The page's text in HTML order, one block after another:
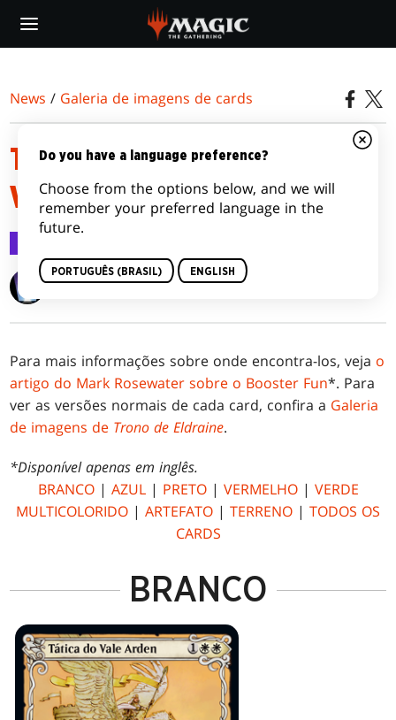
main
News / Galeria de imagens de cards
THRONE OF ELDRAINE
VARIANTS
Wizards of the Coast
Para mais informações sobre onde encontra-los, veja o
artigo do Mark Rosewater sobre o Booster Fun*. Para
ver as versões normais de cada card, confira a Galeria
de imagens de Trono de Eldraine.
*Disponível apenas em inglês.
BRANCO| AZUL| PRETO| VERMELHO| VERDE
MULTICOLORIDO | ARTEFATO | TERRENO | TODOS OS
CARDS
BRANCO
Do you have a language preference?
Choose from the options below, and we will
remember your preferred language in the
future.
PORTUGUÊS (BRASIL) ENGLISH